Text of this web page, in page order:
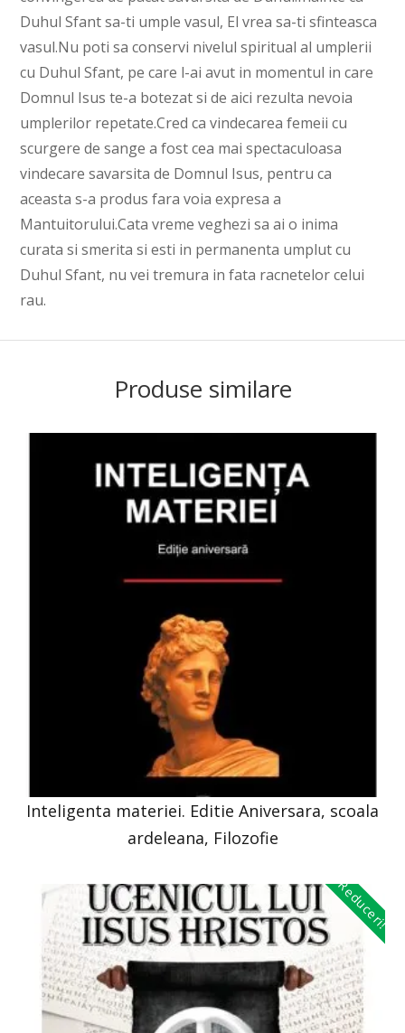
Duhul Sfant sa-ti umple vasul, El vrea sa-ti sfinteasca
vasul.Nu poti sa conservi nivelul spiritual al umplerii
cu Duhul Sfant, pe care l-ai avut in momentul in care
Domnul Isus te-a botezat si de aici rezulta nevoia
umplerilor repetate.Cred ca vindecarea femeii cu
scurgere de sange a fost cea mai spectaculoasa
vindecare savarsita de Domnul Isus, pentru ca
aceasta s-a produs fara voia expresa a
Mantuitorului.Cata vreme veghezi sa ai o inima
curata si smerita si esti in permanenta umplut cu
Duhul Sfant, nu vei tremura in fata racnetelor celui
rau.
Produse similare
Inteligenta materiei. Editie Aniversara, scoala
ardeleana, Filozofie
Reduceri!